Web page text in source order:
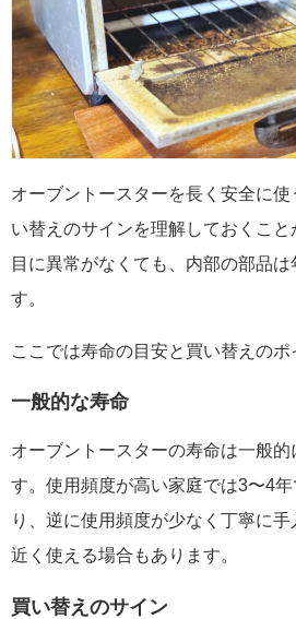
オーブントースターを長く安全に
い替えのサインを理解しておくこ
目に異常がなくても、内部の部品
す。
ここでは寿命の目安と買い替えのポ
一般的な寿命
オーブントースターの寿命は一般的
す。使用頻度が高い家庭では3〜4
り、逆に使用頻度が少なく丁寧に
近く使える場合もあります。
買い替えのサイン